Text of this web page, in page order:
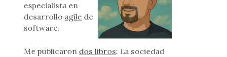
especialista en
desarrollo agile de
software.
Me publicaron dos libros: La sociedad